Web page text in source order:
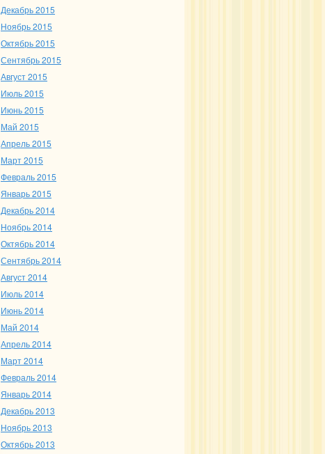
Декабрь 2015
Ноябрь 2015
Октябрь 2015
Сентябрь 2015
Август 2015
Июль 2015
Июнь 2015
Май 2015
Апрель 2015
Март 2015
Февраль 2015
Январь 2015
Декабрь 2014
Ноябрь 2014
Октябрь 2014
Сентябрь 2014
Август 2014
Июль 2014
Июнь 2014
Май 2014
Апрель 2014
Март 2014
Февраль 2014
Январь 2014
Декабрь 2013
Ноябрь 2013
Октябрь 2013